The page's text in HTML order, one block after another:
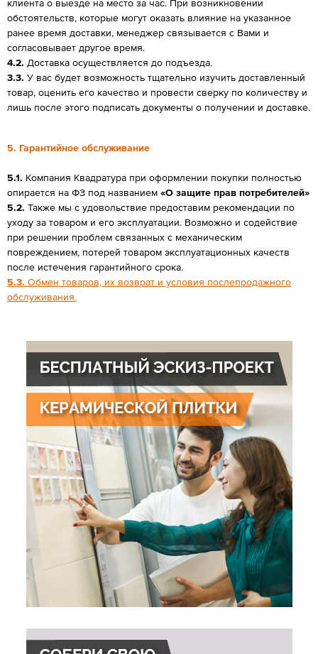
клиента о выезде на место за час. При возникновении
обстоятельств, которые могут оказать влияние на указанное
ранее время доставки, менеджер связывается с Вами и
согласовывает другое время.
4.2. Доставка осуществляется до подъезда.
3.3. У вас будет возможность тщательно изучить доставленный
товар, оценить его качество и провести сверку по количеству и
лишь после этого подписать документы о получении и доставке.
5. Гарантийное обслуживание
5.1. Компания Квадратура при оформлении покупки полностью
опирается на ФЗ под названием «О защите прав потребителей»
5.2. Также мы с удовольствие предоставим рекомендации по
уходу за товаром и его эксплуатации. Возможно и содействие
при решении проблем связанных с механическим
повреждением, потерей товаром эксплуатационных качеств
после истечения гарантийного срока.
5.3. Обмен товаров, их возврат и условия послепродажного
обслуживания.